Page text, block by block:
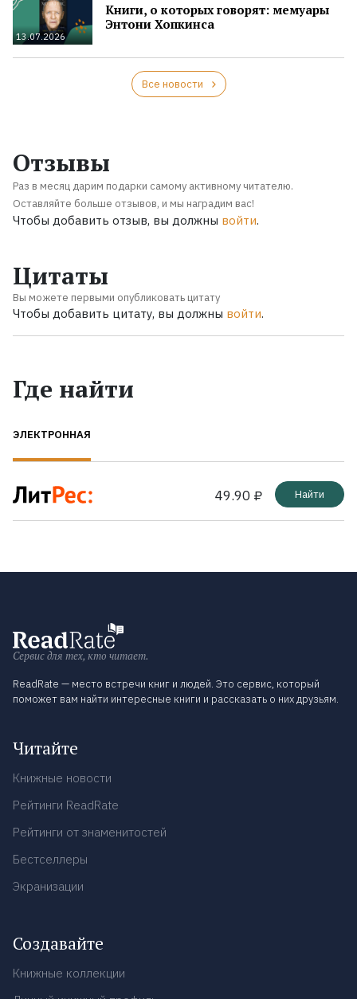
13.07.2026
Книги, о которых говорят: мемуары
Энтони Хопкинса
Все новости
Отзывы
Раз в месяц дарим подарки самому активному читателю.
Оставляйте больше отзывов, и мы наградим вас!
Чтобы добавить отзыв, вы должны войти.
Цитаты
Вы можете первыми опубликовать цитату
Чтобы добавить цитату, вы должны войти.
Где найти
ЭЛЕКТРОННАЯ
49.90 ₽ Найти
Сервис для тех, кто читает.
ReadRate — место встречи книг и людей. Это сервис, который
поможет вам найти интересные книги и рассказать о них друзьям.
Читайте
Книжные новости
Рейтинги ReadRate
Рейтинги от знаменитостей
Бестселлеры
Экранизации
Создавайте
Книжные коллекции